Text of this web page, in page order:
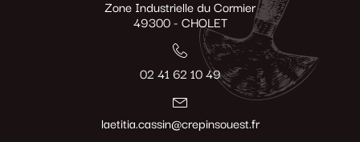
Zone Industrielle du Cormier
49300 - CHOLET
02 41 62 10 49
laetitia.cassin@crepinsouest.fr